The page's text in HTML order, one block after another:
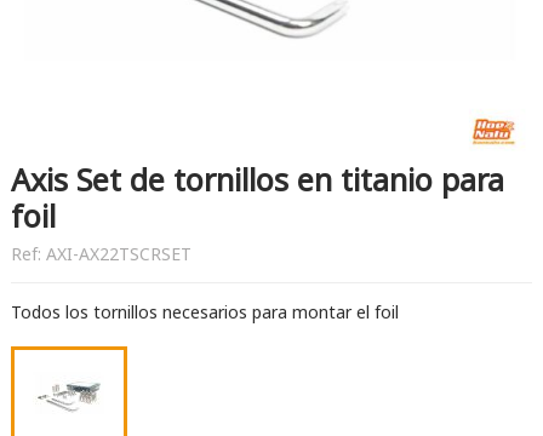
Axis Set de tornillos en titanio para
foil
Ref: AXI-AX22TSCRSET
Todos los tornillos necesarios para montar el foil